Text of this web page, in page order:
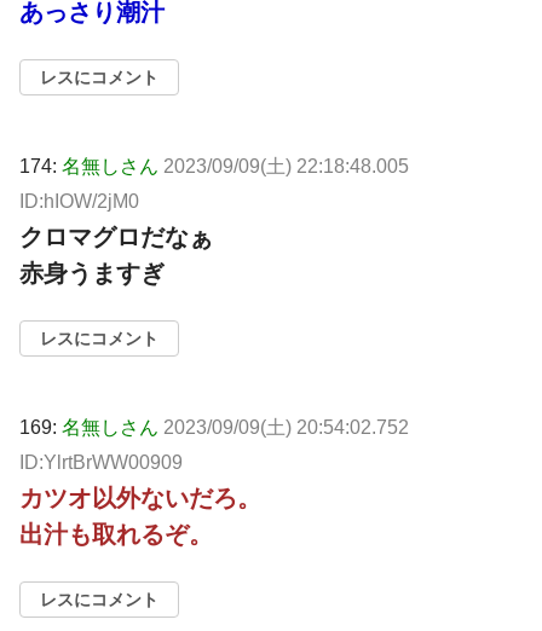
あっさり潮汁
レスにコメント
174: 名無しさん 2023/09/09(土) 22:18:48.005
ID:hIOW/2jM0
クロマグロだなぁ
赤身うますぎ
レスにコメント
169: 名無しさん 2023/09/09(土) 20:54:02.752
ID:YlrtBrWW00909
カツオ以外ないだろ。
出汁も取れるぞ。
レスにコメント